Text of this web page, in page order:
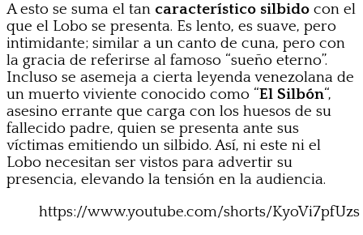
A esto se suma el tan característico silbido con el
que el Lobo se presenta. Es lento, es suave, pero
intimidante; similar a un canto de cuna, pero con
la gracia de referirse al famoso “sueño eterno”.
Incluso se asemeja a cierta leyenda venezolana de
un muerto viviente conocido como “El Silbón“,
asesino errante que carga con los huesos de su
fallecido padre, quien se presenta ante sus
víctimas emitiendo un silbido. Así, ni este ni el
Lobo necesitan ser vistos para advertir su
presencia, elevando la tensión en la audiencia.
https://www.youtube.com/shorts/KyoVi7pfUzs